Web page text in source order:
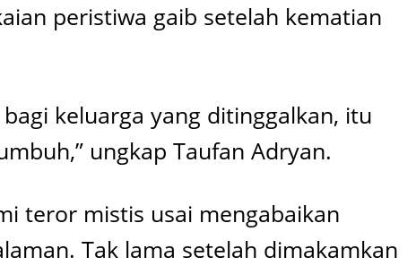
peristiwa gaib setelah kematian
keluarga yang ditinggalkan, itu
ungkap Taufan Adryan.
teror mistis usai mengabaikan
Tak lama setelah dimakamkan